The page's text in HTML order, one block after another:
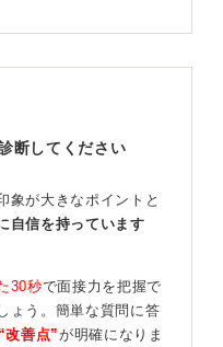
べきなのが、一次面接
ミュニケーション能力
官が「この人は入社
のだろうか」という、
断してください
象が大きなポイントと
自信を持っています
30秒で面接力を把握で
ょう。簡単な質問に答
“改善点”が明確になりま